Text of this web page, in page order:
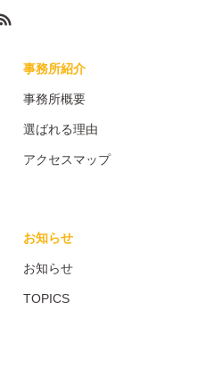
事務所紹介
事務所概要
選ばれる理由
アクセスマップ
お知らせ
お知らせ
TOPICS